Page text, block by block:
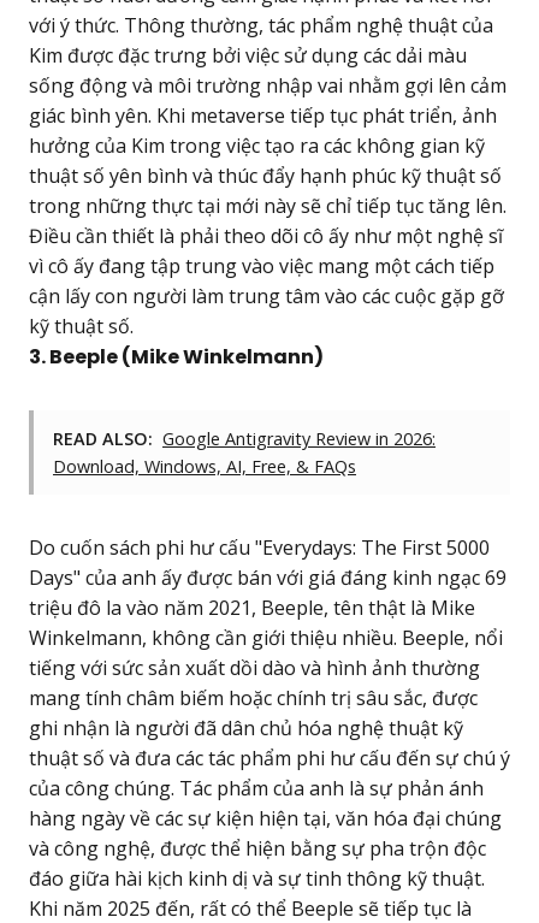
với ý thức. Thông thường, tác phẩm nghệ thuật của
Kim được đặc trưng bởi việc sử dụng các dải màu
sống động và môi trường nhập vai nhằm gợi lên cảm
giác bình yên. Khi metaverse tiếp tục phát triển, ảnh
hưởng của Kim trong việc tạo ra các không gian kỹ
thuật số yên bình và thúc đẩy hạnh phúc kỹ thuật số
trong những thực tại mới này sẽ chỉ tiếp tục tăng lên.
Điều cần thiết là phải theo dõi cô ấy như một nghệ sĩ
vì cô ấy đang tập trung vào việc mang một cách tiếp
cận lấy con người làm trung tâm vào các cuộc gặp gỡ
kỹ thuật số.
3. Beeple (Mike Winkelmann)
READ ALSO: Google Antigravity Review in 2026:
Download, Windows, AI, Free, & FAQs
Do cuốn sách phi hư cấu "Everydays: The First 5000
Days" của anh ấy được bán với giá đáng kinh ngạc 69
triệu đô la vào năm 2021, Beeple, tên thật là Mike
Winkelmann, không cần giới thiệu nhiều. Beeple, nổi
tiếng với sức sản xuất dồi dào và hình ảnh thường
mang tính châm biếm hoặc chính trị sâu sắc, được
ghi nhận là người đã dân chủ hóa nghệ thuật kỹ
thuật số và đưa các tác phẩm phi hư cấu đến sự chú ý
của công chúng. Tác phẩm của anh là sự phản ánh
hàng ngày về các sự kiện hiện tại, văn hóa đại chúng
và công nghệ, được thể hiện bằng sự pha trộn độc
đáo giữa hài kịch kinh dị và sự tinh thông kỹ thuật.
Khi năm 2025 đến, rất có thể Beeple sẽ tiếp tục là